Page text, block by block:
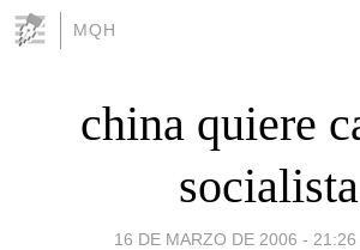
MQH
china quiere
socialista
16 DE MARZO DE 2006 - 21:26